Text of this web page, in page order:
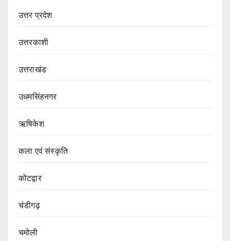
उत्तर प्रदेश
उत्तरकाशी
उत्तराखंड
उधमसिंहनगर
ऋषिकेश
कला एवं संस्कृति
कोटद्वार
चंडीगढ़
चमोली